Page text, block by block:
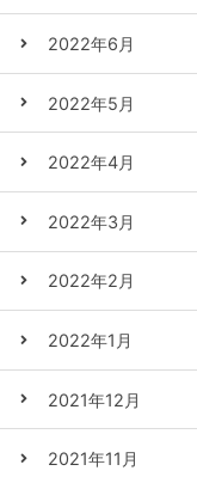
2022年6月
2022年5月
2022年4月
2022年3月
2022年2月
2022年1月
2021年12月
2021年11月